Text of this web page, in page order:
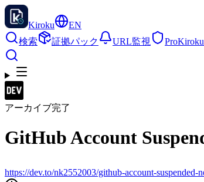
Kiroku
EN
検索
証拠パック URL監視 Pro
アーカイブ完了
GitHub Account
https://dev.to/nk2552003/github-account-suspended-